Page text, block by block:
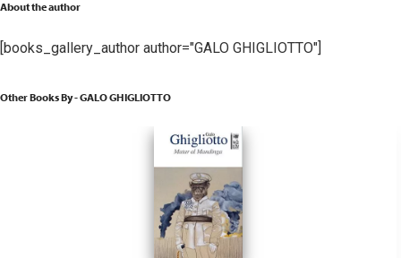
About the author
[books_gallery_author author="GALO GHIGLIOTTO"]
Other Books By - GALO GHIGLIOTTO